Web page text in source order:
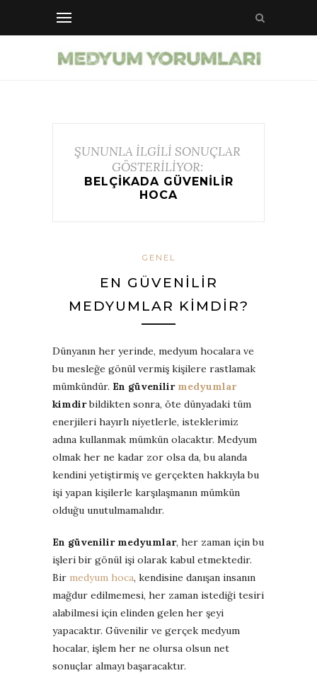
ŞUNUNLA İLGİLİ SONUÇLAR
GÖSTERİLİYOR:
BELÇIKADA GÜVENILIR
HOCA
GENEL
EN GÜVENILIR
MEDYUMLAR KIMDIR?
Dünyanın her yerinde, medyum hocalara ve
bu mesleğe gönül vermiş kişilere rastlamak
mümkündür. En güvenilir medyumlar
kimdirbildikten sonra, öte dünyadaki tüm
enerjileri hayırlı niyetlerle, isteklerimiz
adına kullanmak mümkün olacaktır. Medyum
olmak her ne kadar zor olsa da, bu alanda
kendini yetiştirmiş ve gerçekten hakkıyla bu
işi yapan kişilerle karşılaşmanın mümkün
olduğu unutulmamalıdır.
En güvenilir medyumlar, her zaman için bu
işleri bir gönül işi olarak kabul etmektedir.
Bir medyum hoca, kendisine danışan insanın
mağdur edilmemesi, her zaman istediği tesiri
alabilmesi için elinden gelen her şeyi
yapacaktır. Güvenilir ve gerçek medyum
hocalar, işlem her ne olursa olsun net
sonuçlar almayı başaracaktır.